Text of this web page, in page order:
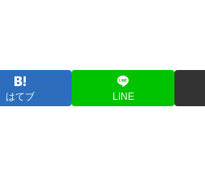
はてブ LINE